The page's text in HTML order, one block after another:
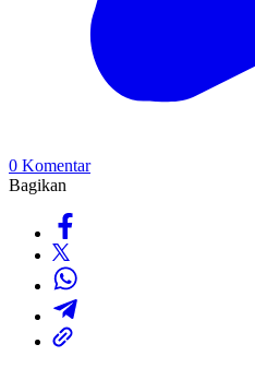
0 Komentar
Bagikan